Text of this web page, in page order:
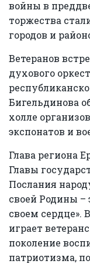
войны в
торжества
городов и
Ветеранов
духового
Бигельдинова
холле
экспонатов и
Глава региона
Главы
Послания
своей Родины –
своем сердце».
играет
поколение
патриотизма,